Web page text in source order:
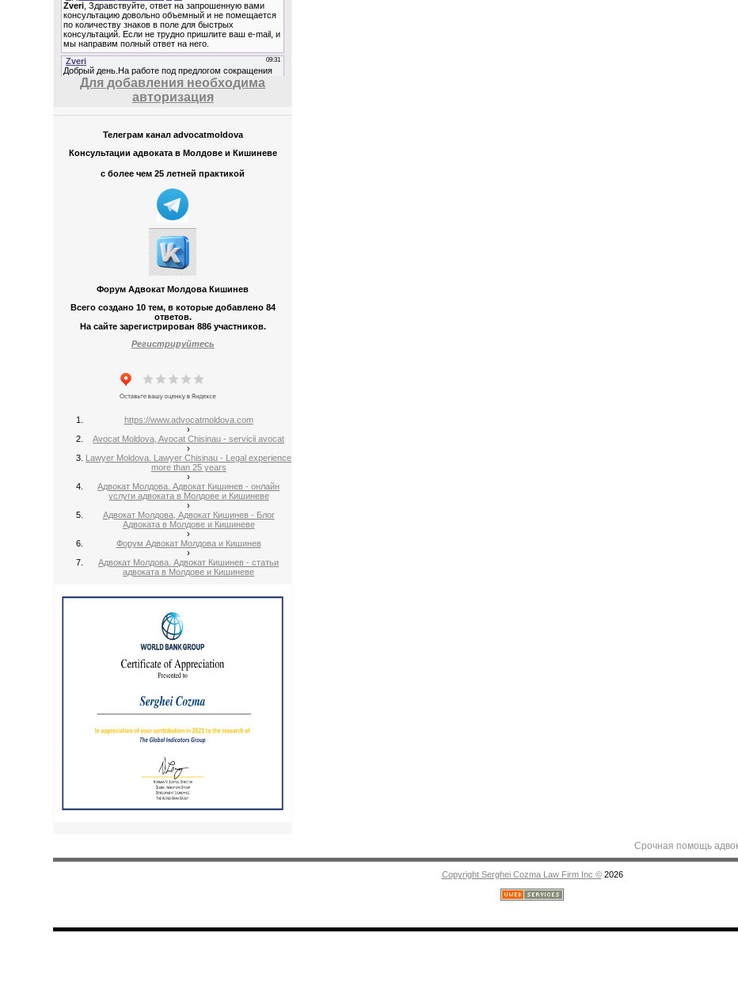
Для добавления необходима
авторизация
Телеграм канал advocatmoldova
Консультации адвоката в Молдове и Кишиневе
с более чем 25 летней практикой
Форум Адвокат Молдова Кишинев
Всего создано 10 тем, в которые добавлено 84
ответов.
На сайте зарегистрирован 886 участников.
Регистрируйтесь
https://www.advocatmoldova.com
›
Avocat Moldova, Avocat Chisinau - servicii avocat
›
Lawyer Moldova. Lawyer Chisinau - Legal experience
more than 25 years
›
Адвокат Молдова. Адвокат Кишинев - онлайн
услуги адвоката в Молдове и Кишиневе
›
Адвокат Молдова, Адвокат Кишинев - Блог
Адвоката в Молдове и Кишиневе
›
Форум Адвокат Молдова и Кишинев
›
Адвокат Молдова. Адвокат Кишинев - статьи
адвоката в Молдове и Кишиневе
Срочная помощь адвоката
Copyright Serghei Cozma Law Firm Inc ©2026